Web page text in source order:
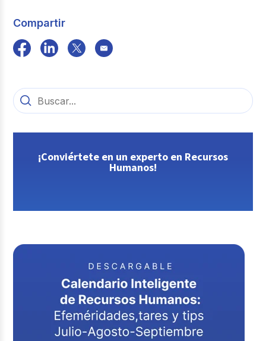
Compartir
¡Conviértete en un experto en Recursos
Humanos!